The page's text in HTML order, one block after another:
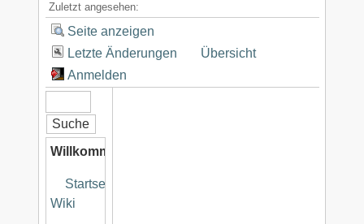
Zuletzt angesehen:
Seite anzeigen
Letzte Änderungen
Übersicht
Anmelden
Willkommen
Startseite
Wiki